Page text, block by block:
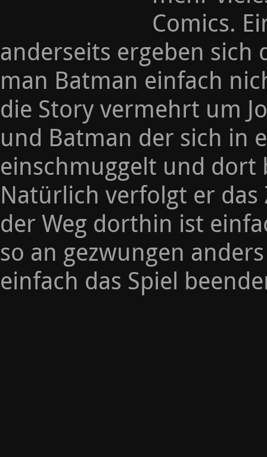
Comics.
anderseits ergeben
man Batman einfach
die Story vermehrt um
und Batman der sich in
einschmuggelt und
Natürlich verfolgt er
der Weg dorthin ist
so an gezwungen
einfach das Spiel